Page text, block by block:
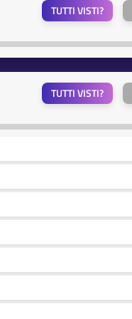
TUTTI VISTI?
TUTTI VISTI?